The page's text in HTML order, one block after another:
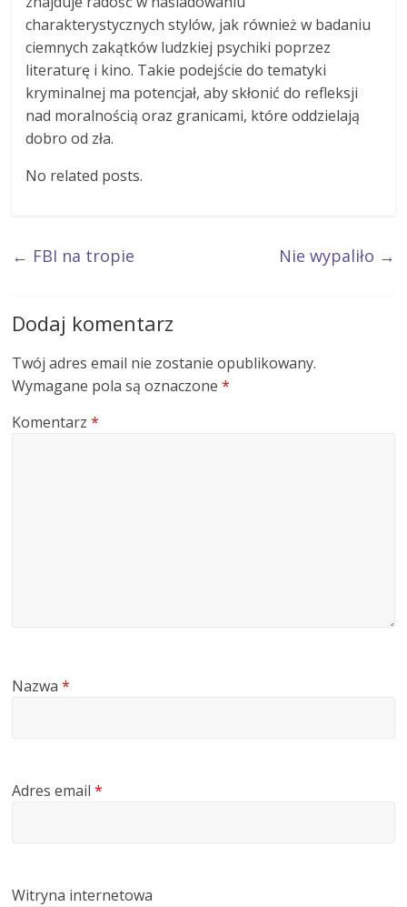
charakterystycznych stylów, jak również w badaniu
ciemnych zakątków ludzkiej psychiki poprzez
literaturę i kino. Takie podejście do tematyki
kryminalnej ma potencjał, aby skłonić do refleksji
nad moralnością oraz granicami, które oddzielają
dobro od zła.
No related posts.
← FBI na tropie Nie wypaliło →
Dodaj komentarz
Twój adres email nie zostanie opublikowany.
Wymagane pola są oznaczone*
Komentarz*
Nazwa*
Adres email*
Witryna internetowa